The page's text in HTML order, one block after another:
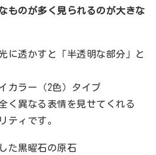
ものが多く見られるのが大きな
に透かすと「半透明な部分」と
カラー（2色）タイプ
く異なる表情を見せてくれる
ティです。
た黒曜石の原石